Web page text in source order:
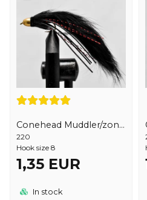
Conehead Muddler/zonker Black
220
Hook size 8
1,35 EUR
In stock